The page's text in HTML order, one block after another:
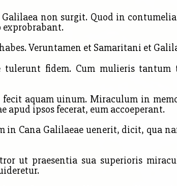
non surgit. Quod in
exprobrabant.
Veruntamen et Samaritani et
tulerunt fidem. Cum mulieris
aquam uinum. Miraculum in
apud ipsos fecerat, eum accoeperant.
in Cana Galilaeae uenerit, dicit, qua
ut praesentia sua superioris